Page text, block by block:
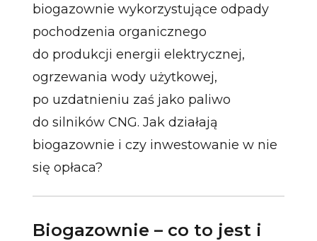
biogazownie wykorzystujące odpady
pochodzenia organicznego
do produkcji energii elektrycznej,
ogrzewania wody użytkowej,
po uzdatnieniu zaś jako paliwo
do silników CNG. Jak działają
biogazownie i czy inwestowanie w nie
się opłaca?
Biogazownie – co to jest i